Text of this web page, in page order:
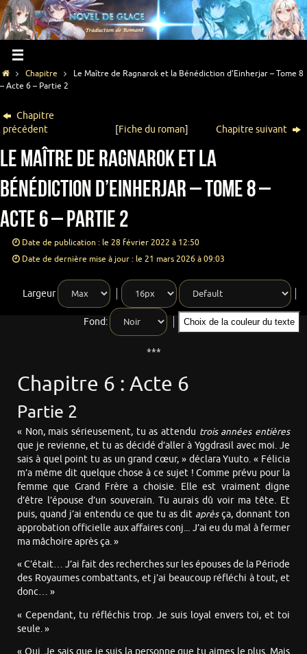
Chapitre
Le Maître de Ragnarok et la Bénédiction d’Einherjar – Tome 8
– Acte 6 – Partie 2
Chapitre
précédent
[Fiche du roman] Chapitre suivant
Le Maître de Ragnarok et la
Bénédiction d’Einherjar – Tome 8 –
Acte 6 – Partie 2
Date de publication : le 28 février 2022 à 12:50
Date de dernière mise à jour : le 21 mars 2026 à 09:03
Largeur
Fond: Choix de la couleur du texte
***
Chapitre 6 : Acte 6
Partie 2
« Non, mais sérieusement, tu as attendu trois années entières
que je revienne, et tu as décidé d’aller à Yggdrasil avec moi. Je
sais à quel point tu as un grand cœur, » déclara Yuuto. « Félicia
m’a même dit quelque chose à ce sujet ! Comme prévu pour la
femme que Grand Frère a choisie. Elle est vraiment digne
d’être l’épouse d’un souverain. Tu aurais dû voir ma tête. Et
puis, quand j’ai entendu ce que tu as dit aprèsça, donnant ton
approbation officielle aux affaires conj... J’ai eu du mal à fermer
ma mâchoire après ça. »
« C’était… J’ai fait des recherches sur les épouses de la Période
des Royaumes combattants, et j’ai beaucoup réfléchi à tout, et
donc… »
« Cependant, tu réfléchis trop. Je suis loyal envers toi, et toi
seule. »